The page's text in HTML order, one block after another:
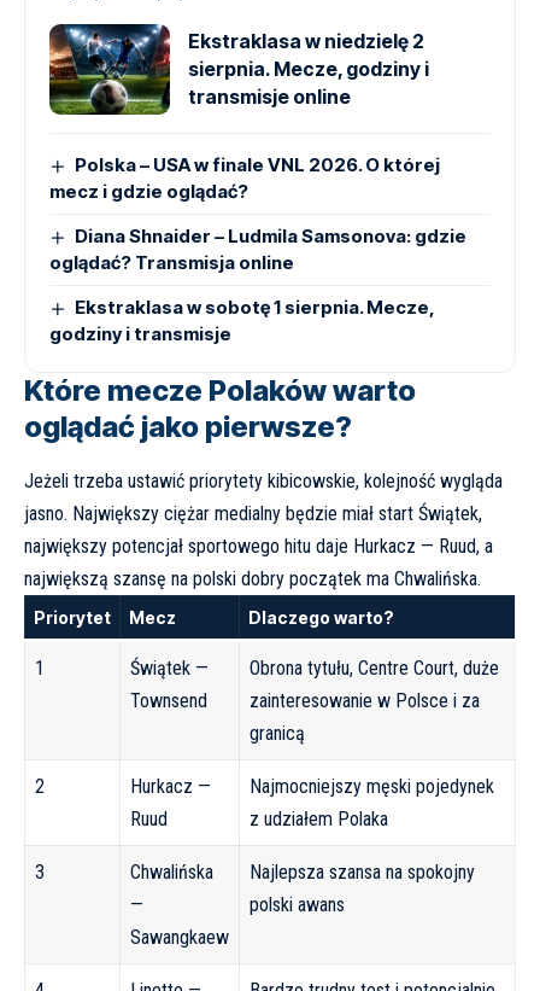
Ekstraklasa w niedzielę 2
sierpnia. Mecze, godziny i
transmisje online
Polska – USA w finale VNL 2026. O której
mecz i gdzie oglądać?
Diana Shnaider – Ludmila Samsonova: gdzie
oglądać? Transmisja online
Ekstraklasa w sobotę 1 sierpnia. Mecze,
godziny i transmisje
Które mecze Polaków warto
oglądać jako pierwsze?
Jeżeli trzeba ustawić priorytety kibicowskie, kolejność wygląda
jasno. Największy ciężar medialny będzie miał start Świątek,
największy potencjał sportowego hitu daje Hurkacz — Ruud, a
największą szansę na polski dobry początek ma Chwalińska.
Priorytet Mecz Dlaczego warto?
1
Świątek —
Townsend
Obrona tytułu, Centre Court, duże
zainteresowanie w Polsce i za
granicą
2
Hurkacz —
Ruud
Najmocniejszy męski pojedynek
z udziałem Polaka
3
Chwalińska
—
Sawangkaew
Najlepsza szansa na spokojny
polski awans